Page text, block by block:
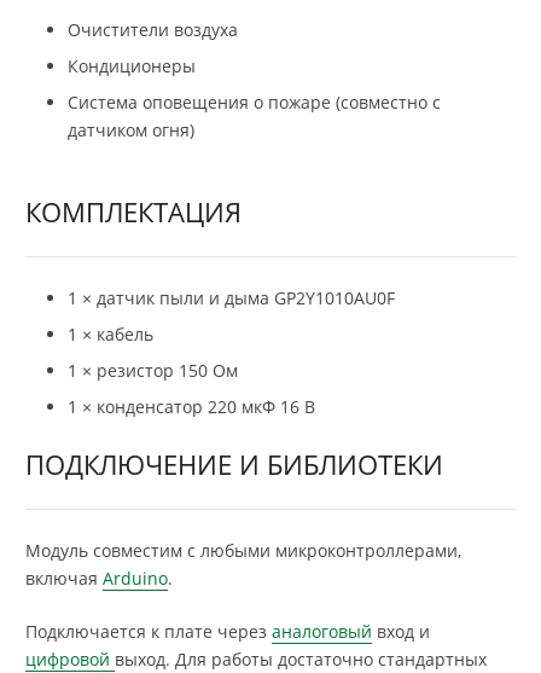
Очистители воздуха
Кондиционеры
Система оповещения о пожаре (совместно с
датчиком огня)
КОМПЛЕКТАЦИЯ
1 × датчик пыли и дыма GP2Y1010AU0F
1 × кабель
1 × резистор 150 Ом
1 × конденсатор 220 мкФ 16 В
ПОДКЛЮЧЕНИЕ И БИБЛИОТЕКИ
Модуль совместим с любыми микроконтроллерами,
включая Arduino.
Подключается к плате через аналоговый вход и
цифровой выход. Для работы достаточно стандартных